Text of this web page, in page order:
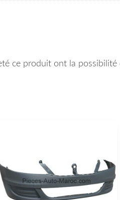
ce produit ont la possibilité